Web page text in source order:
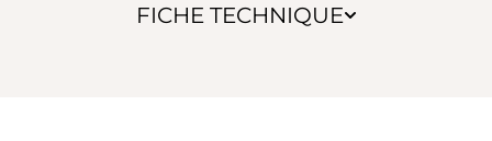
FICHE TECHNIQUE